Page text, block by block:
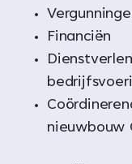
Financiën
nieuwbouw